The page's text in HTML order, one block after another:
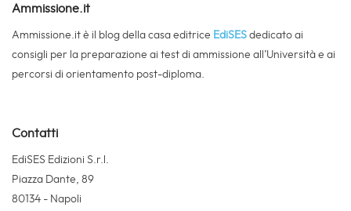
Ammissione.it
Ammissione.it è il blog della casa editrice EdiSES dedicato ai
consigli per la preparazione ai test di ammissione all’Università e ai
percorsi di orientamento post-diploma.
Contatti
EdiSES Edizioni S.r.l.
Piazza Dante, 89
80134 - Napoli